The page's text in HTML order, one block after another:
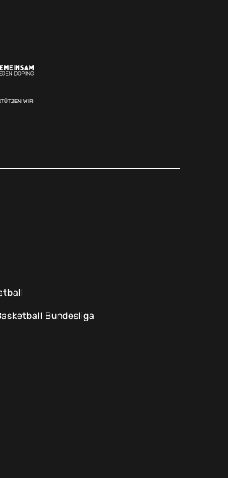
WIR
Bundesliga